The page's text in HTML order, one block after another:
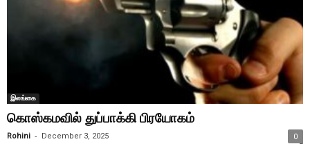
இலங்கை
கொஸ்கமவில் துப்பாக்கி பிரயோகம்
Rohini - December 3, 2025 0